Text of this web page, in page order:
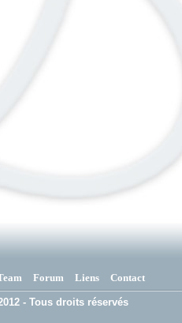
Forum Liens Contact
- Tous droits réservés